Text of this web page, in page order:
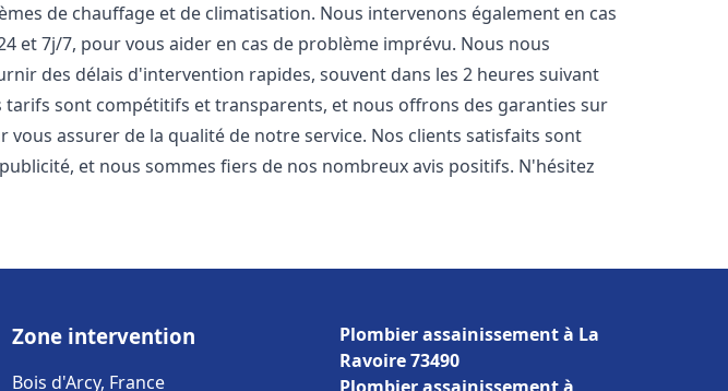
de chauffage et de climatisation. Nous intervenons également en cas
et 7j/7, pour vous aider en cas de problème imprévu. Nous nous
des délais d'intervention rapides, souvent dans les 2 heures suivant
tarifs sont compétitifs et transparents, et nous offrons des garanties sur
vous assurer de la qualité de notre service. Nos clients satisfaits sont
et nous sommes fiers de nos nombreux avis positifs. N'hésitez
Zone intervention
Bois d'Arcy, France
Plombier assainissement à La
Ravoire 73490